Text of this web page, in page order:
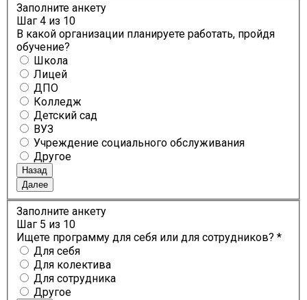
Заполните анкету
Шаг 4 из 10
В какой организации планируете работать, пройдя
обучение?
Школа
Лицей
ДПО
Колледж
Детский сад
ВУЗ
Учреждение социального обслуживания
Другое
Назад
Далее
Заполните анкету
Шаг 5 из 10
Ищете программу для себя или для сотрудников? *
Для себя
Для колектива
Для сотрудника
Другое